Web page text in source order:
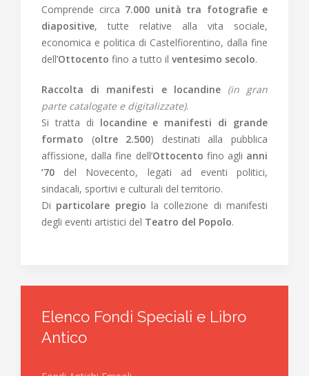
Comprende circa 7.000 unità tra fotografie e
diapositive, tutte relative alla vita sociale,
economica e politica di Castelfiorentino, dalla fine
dell’Ottocento fino a tutto il ventesimo secolo.
Raccolta di manifesti e locandine (in gran
parte catalogate e digitalizzate).
Si tratta di locandine e manifesti di grande
formato (oltre 2.500) destinati alla pubblica
affissione, dalla fine dell’Ottocento fino agli anni
’70 del Novecento, legati ad eventi politici,
sindacali, sportivi e culturali del territorio.
Di particolare pregio la collezione di manifesti
degli eventi artistici del Teatro del Popolo.
Elenco Fondi Speciali e Libro
Antico